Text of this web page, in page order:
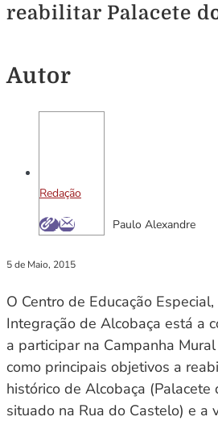
reabilitar Palacete
Autor
Redação
Paulo Alexandre
5 de Maio, 2015
O Centro de Educação
Integração de Alcobaça está a
a participar na Campanha
como principais objetivos a
histórico de Alcobaça (Palacete
situado na Rua do Castelo) e a